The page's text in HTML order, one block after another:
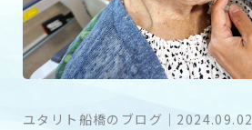
ブログ
会社案内
ユタリト船橋のブログ ｜ 2024.09.02